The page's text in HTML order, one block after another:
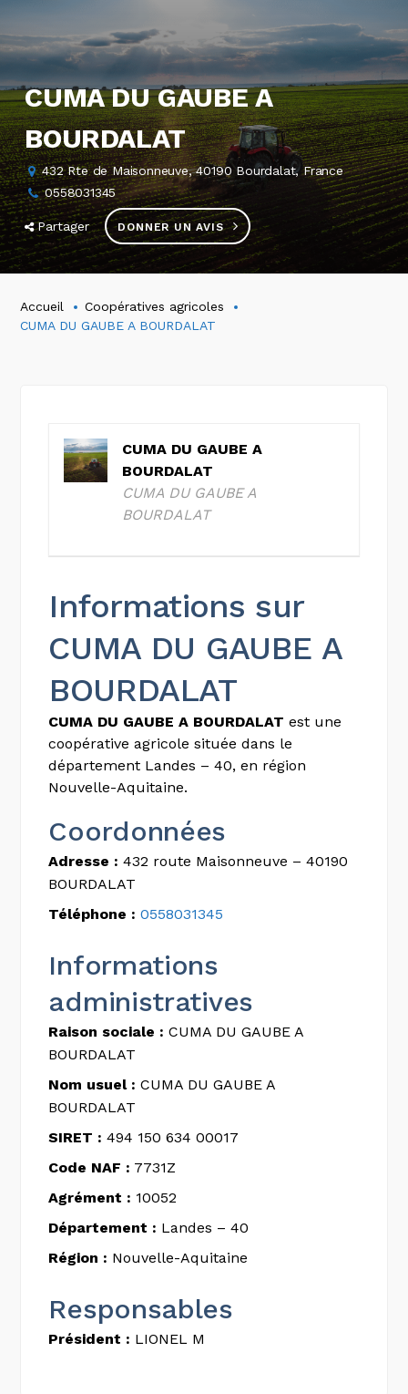
CUMA DU GAUBE A
BOURDALAT
432 Rte de Maisonneuve, 40190 Bourdalat, France
0558031345
Partager DONNER UN AVIS
Accueil
Coopératives agricoles
CUMA DU GAUBE A BOURDALAT
CUMA DU GAUBE A
BOURDALAT
CUMA DU GAUBE A
BOURDALAT
Informations sur
CUMA DU GAUBE A
BOURDALAT
CUMA DU GAUBE A BOURDALAT est une
coopérative agricole située dans le
département Landes – 40, en région
Nouvelle-Aquitaine.
Coordonnées
Adresse : 432 route Maisonneuve – 40190
BOURDALAT
Téléphone : 0558031345
Informations
administratives
Raison sociale : CUMA DU GAUBE A
BOURDALAT
Nom usuel : CUMA DU GAUBE A
BOURDALAT
SIRET : 494 150 634 00017
Code NAF : 7731Z
Agrément : 10052
Département : Landes – 40
Région : Nouvelle-Aquitaine
Responsables
Président : LIONEL M